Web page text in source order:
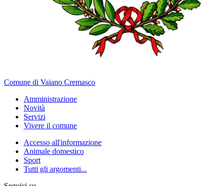
Comune di Vaiano Cremasco
Amministrazione
Novità
Servizi
Vivere il comune
Accesso all'informazione
Animale domestico
Sport
Tutti gli argomenti...